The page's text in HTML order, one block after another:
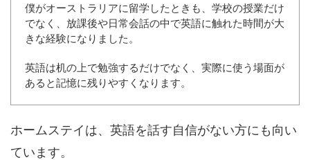
僕がオーストラリアに留学したときも、学校の授業だけ
でなく、放課後や日常会話の中で英語に触れた時間が大
きな経験になりました。
英語は机の上で勉強するだけでなく、実際に使う場面が
あると記憶に残りやすくなります。
ホームステイは、英語を話す自信がない方にも向い
ています。